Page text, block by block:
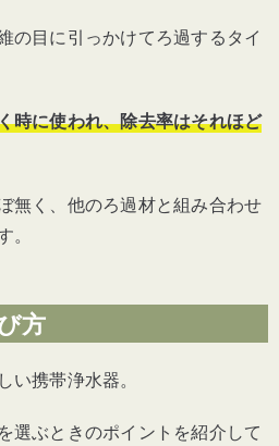
の目に引っかけてろ過するタイ
時に使われ、除去率はそれほど
無く、他のろ過材と組み合わせ
方
携帯浄水器。
選ぶときのポイントを紹介して